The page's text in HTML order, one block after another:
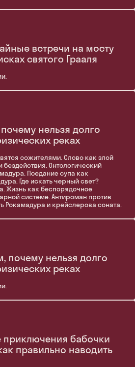
встречи на мосту
святого Грааля
нельзя долго
реках
сожителями. Слово как злой
Онтологический
Поедание супа как
Где искать черный свет?
Жизнь как беспорядочное
системе. Антироман против
Рокамадура и крейслерова соната.
почему нельзя долго
реках
приключения бабочки
правильно наводить